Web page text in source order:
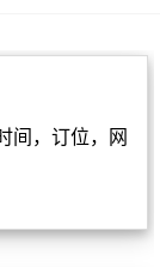
间，订位，网